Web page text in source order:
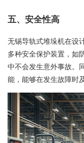
五、安全性高
无锡导轨式堆垛机在设
多种安全保护装置，如
中不会发生意外事故。
能，能够在发生故障时